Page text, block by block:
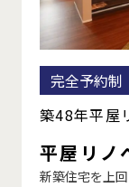
完全予約制
築48年平屋
平屋リノ
新築住宅を上